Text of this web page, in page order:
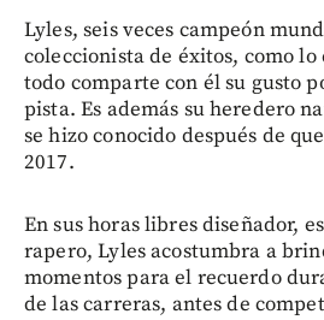
Lyles, seis veces campeón
coleccionista de éxitos, como
todo comparte con él su gusto
pista. Es además su heredero
se hizo conocido después de
2017.
En sus horas libres diseñador,
rapero, Lyles acostumbra a
momentos para el recuerdo
de las carreras, antes de